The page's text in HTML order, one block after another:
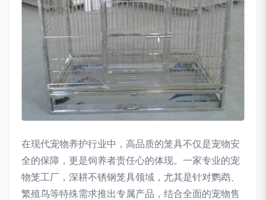
在现代宠物养护行业中，高品质的笼具不仅是宠物安
全的保障，更是饲养者责任心的体现。一家专业的宠
物笼工厂，深耕不锈钢笼具领域，尤其是针对鹦鹉、
繁殖鸟等特殊需求推出专属产品，结合全面的宠物售